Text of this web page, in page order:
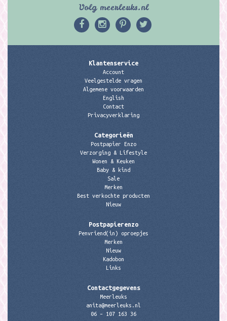
Volg meerleuks.nl
Klantenservice
Account
Veelgestelde vragen
Algemene voorwaarden
English
Contact
Privacyverklaring
Categorieën
Postpapier Enzo
Verzorging & Lifestyle
Wonen & Keuken
Baby & kind
Sale
Merken
Best verkochte producten
Nieuw
Postpapierenzo
Penvriend(in) oproepjes
Merken
Nieuw
Kadobon
Links
Contactgegevens
Meerleuks
anita@meerleuks.nl
06 – 107 163 36